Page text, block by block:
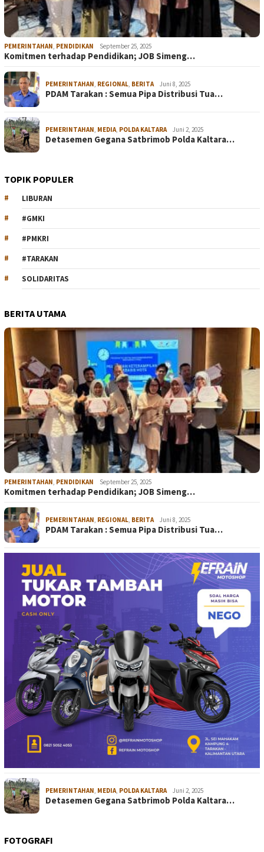
PEMERINTAHAN, PENDIDIKAN September 25, 2025
Komitmen terhadap Pendidikan; JOB Simeng…
PEMERINTAHAN, REGIONAL, BERITA Juni 8, 2025
PDAM Tarakan : Semua Pipa Distribusi Tua…
PEMERINTAHAN, MEDIA, POLDA KALTARA Juni 2, 2025
Detasemen Gegana Satbrimob Polda Kaltara…
TOPIK POPULER
LIBURAN
#GMKI
#PMKRI
#TARAKAN
SOLIDARITAS
BERITA UTAMA
PEMERINTAHAN, PENDIDIKAN September 25, 2025
Komitmen terhadap Pendidikan; JOB Simeng…
PEMERINTAHAN, REGIONAL, BERITA Juni 8, 2025
PDAM Tarakan : Semua Pipa Distribusi Tua…
PEMERINTAHAN, MEDIA, POLDA KALTARA Juni 2, 2025
Detasemen Gegana Satbrimob Polda Kaltara…
FOTOGRAFI